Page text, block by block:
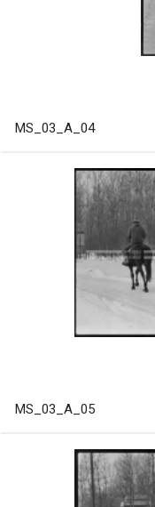
MS_03_A_04
MS_03_A_05